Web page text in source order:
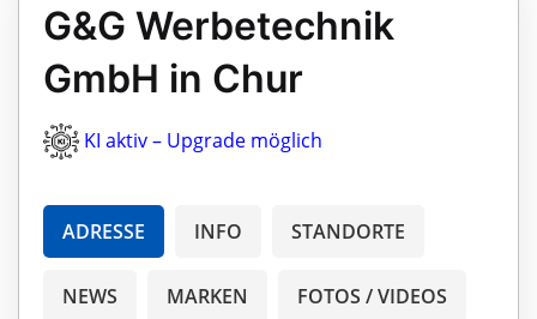
G&G Werbetechnik
GmbH in Chur
KI aktiv – Upgrade möglich
ADRESSE INFO STANDORTE
NEWS MARKEN FOTOS / VIDEOS